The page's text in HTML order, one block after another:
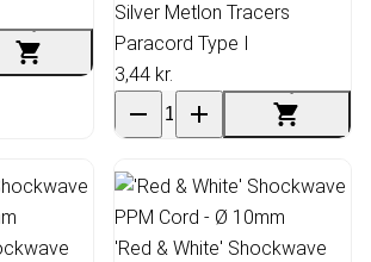
Silver Metlon Tracers
Paracord Type I
3,44 kr.
'Red & White' Shockwave